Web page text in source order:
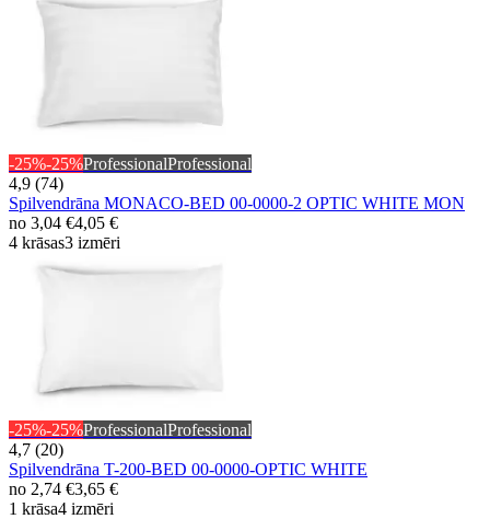
-25%-25%ProfessionalProfessional
4,9 (74)
Spilvendrāna MONACO-BED 00-0000-2 OPTIC WHITE MON
no 3,04 €4,05 €
4 krāsas3 izmēri
-25%-25%ProfessionalProfessional
4,7 (20)
Spilvendrāna T-200-BED 00-0000-OPTIC WHITE
no 2,74 €3,65 €
1 krāsa4 izmēri